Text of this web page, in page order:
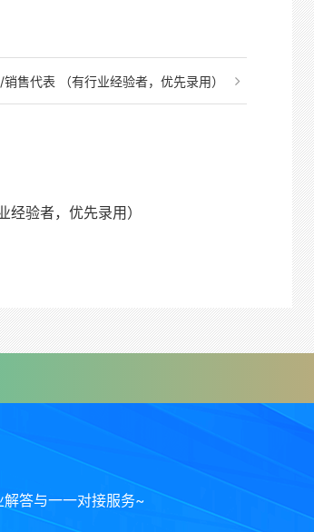
售代表 （有行业经验者，优先录用）
验者，优先录用）
答与一一对接服务~